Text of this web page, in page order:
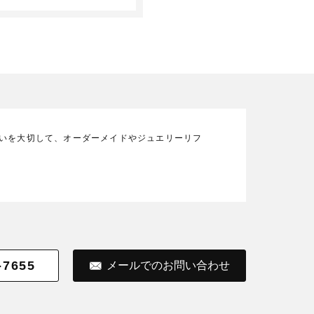
を大切して、オーダーメイドやジュエリーリフ
メールでのお問い合わせ